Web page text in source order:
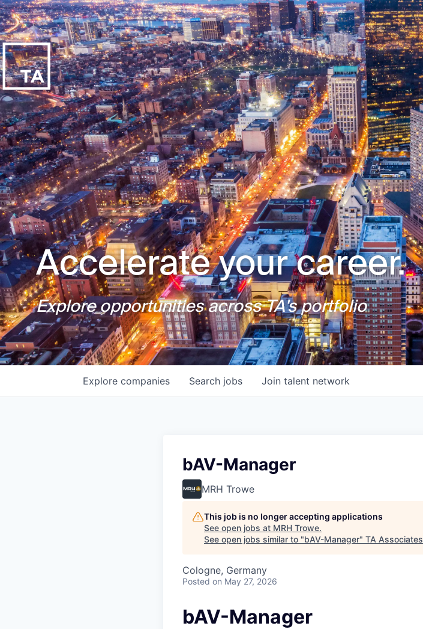
Accelerate your career.
Explore opportunities across TA's portfolio
Search jobs
Explore companies Join talent network
bAV-Manager
MRH Trowe
This job is no longer accepting applications
See open jobs at MRH Trowe.
See open jobs similar to "bAV-Manager" TA Associates
Cologne, Germany
Posted on May 27, 2026
bAV-Manager